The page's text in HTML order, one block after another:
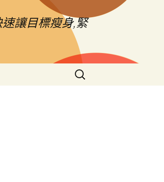
讓目標瘦身,緊
搜
尋